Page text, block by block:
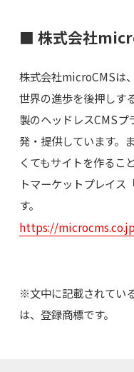
■ 株式会社
株式会社microCMSは
世界の進歩を後押しす
製のヘッドレスCMS
発・提供しています。
くてもサイトを作るこ
トマーケットプレイ
す。
https://
※文中に記載されてい
は、登録商標です。